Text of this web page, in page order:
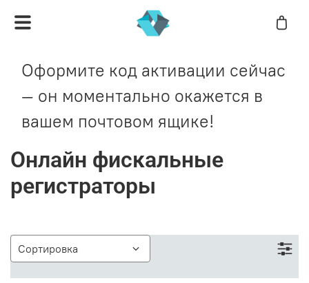
Оформите код активации сейчас
— он моментально окажется в
вашем почтовом ящике!
Онлайн фискальные
регистраторы